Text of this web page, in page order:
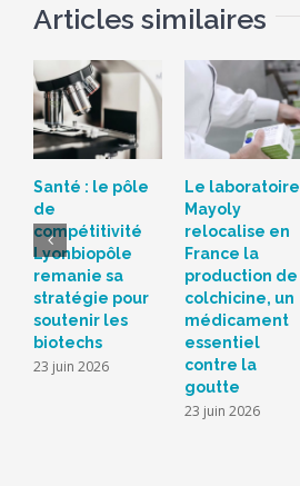
Articles similaires
Santé : le pôle
de
compétitivité
Lyonbiopôle
remanie sa
stratégie pour
soutenir les
biotechs
23 juin 2026
Le laboratoire
Mayoly
relocalise en
France la
production de
colchicine, un
médicament
essentiel
contre la
goutte
23 juin 2026